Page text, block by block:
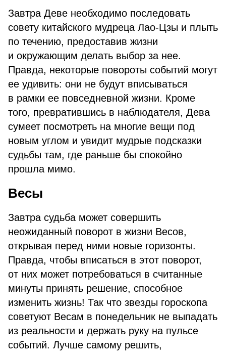
Завтра Деве необходимо последовать
совету китайского мудреца Лао-Цзы и плыть
по течению, предоставив жизни
и окружающим делать выбор за нее.
Правда, некоторые повороты событий могут
ее удивить: они не будут вписываться
в рамки ее повседневной жизни. Кроме
того, превратившись в наблюдателя, Дева
сумеет посмотреть на многие вещи под
новым углом и увидит мудрые подсказки
судьбы там, где раньше бы спокойно
прошла мимо.
Весы
Завтра судьба может совершить
неожиданный поворот в жизни Весов,
открывая перед ними новые горизонты.
Правда, чтобы вписаться в этот поворот,
от них может потребоваться в считанные
минуты принять решение, способное
изменить жизнь! Так что звезды гороскопа
советуют Весам в понедельник не выпадать
из реальности и держать руку на пульсе
событий. Лучше самому решить,